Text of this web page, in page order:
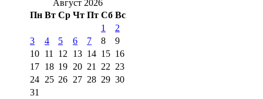
Август 2026
Пн Вт Ср Чт Пт Сб Вс
1
2
3
4 5 6 7 8
9
10 11 12 13 14 15 16
17 18 19 20 21 22 23
24 25 26 27 28 29 30
31